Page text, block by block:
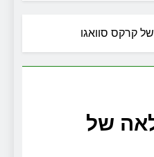
קרקס סוואגו
של